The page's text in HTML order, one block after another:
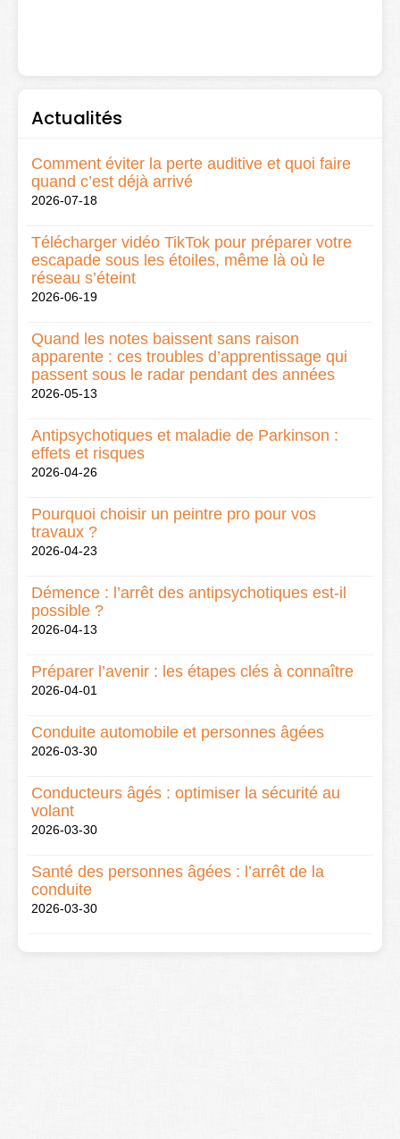
Actualités
Comment éviter la perte auditive et quoi faire
quand c’est déjà arrivé
2026-07-18
Télécharger vidéo TikTok pour préparer votre
escapade sous les étoiles, même là où le
réseau s’éteint
2026-06-19
Quand les notes baissent sans raison
apparente : ces troubles d’apprentissage qui
passent sous le radar pendant des années
2026-05-13
Antipsychotiques et maladie de Parkinson :
effets et risques
2026-04-26
Pourquoi choisir un peintre pro pour vos
travaux ?
2026-04-23
Démence : l’arrêt des antipsychotiques est-il
possible ?
2026-04-13
Préparer l’avenir : les étapes clés à connaître
2026-04-01
Conduite automobile et personnes âgées
2026-03-30
Conducteurs âgés : optimiser la sécurité au
volant
2026-03-30
Santé des personnes âgées : l’arrêt de la
conduite
2026-03-30